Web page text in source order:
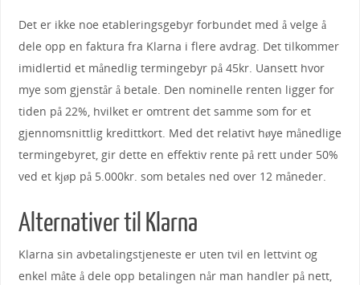
Det er ikke noe etableringsgebyr forbundet med å velge å
dele opp en faktura fra Klarna i flere avdrag. Det tilkommer
imidlertid et månedlig termingebyr på 45kr. Uansett hvor
mye som gjenstår å betale. Den nominelle renten ligger for
tiden på 22%, hvilket er omtrent det samme som for et
gjennomsnittlig kredittkort. Med det relativt høye månedlige
termingebyret, gir dette en effektiv rente på rett under 50%
ved et kjøp på 5.000kr. som betales ned over 12 måneder.
Alternativer til Klarna
Klarna sin avbetalingstjeneste er uten tvil en lettvint og
enkel måte å dele opp betalingen når man handler på nett,